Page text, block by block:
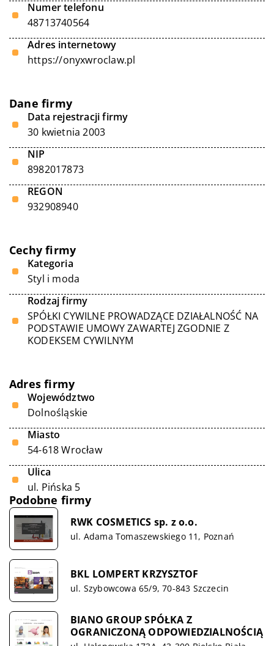
Numer telefonu
48713740564
Adres internetowy
https://onyxwroclaw.pl
Dane firmy
Data rejestracji firmy
30 kwietnia 2003
NIP
8982017873
REGON
932908940
Cechy firmy
Kategoria
Styl i moda
Rodzaj firmy
SPÓŁKI CYWILNE PROWADZĄCE DZIAŁALNOŚĆ NA
PODSTAWIE UMOWY ZAWARTEJ ZGODNIE Z
KODEKSEM CYWILNYM
Adres firmy
Województwo
Dolnośląskie
Miasto
54-618 Wrocław
Ulica
ul. Pińska 5
Podobne firmy
RWK COSMETICS sp. z o.o.
ul. Adama Tomaszewskiego 11, Poznań
BKL LOMPERT KRZYSZTOF
ul. Szybowcowa 65/9, 70-843 Szczecin
BIANO GROUP SPÓŁKA Z
OGRANICZONĄ ODPOWIEDZIALNOŚCIĄ